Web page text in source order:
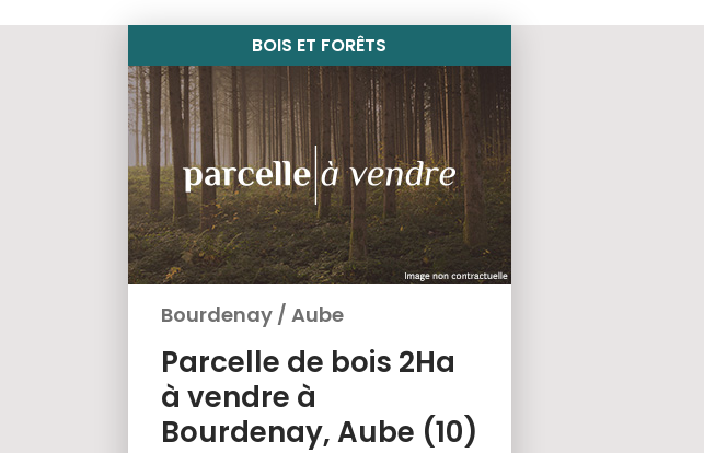
BOIS ET FORÊTS
Bourdenay / Aube
Parcelle de bois 2Ha
à vendre à
Bourdenay, Aube (10)